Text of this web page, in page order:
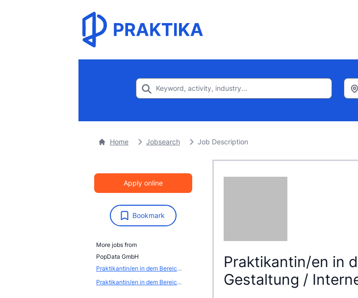
Home Jobsearch Job Description
Apply online
Bookmark
More jobs from
PopData GmbH
Praktikantin/en in dem Bereich Web-Seiten-Gestaltung / Internet-Produktion
Praktikantin/en in dem Bereich Web-Seiten-Gestaltung / Internet-Produktion
Praktikantin/en in
Gestaltung /